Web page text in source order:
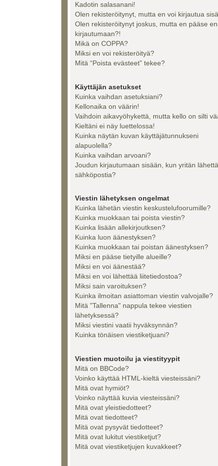
Kadotin salasanani!
Olen rekisteröitynyt, mutta en voi kirjautua
Olen rekisteröitynyt joskus, mutta en pääse
kirjautumaan?!
Mikä on COPPA?
Miksi en voi rekisteröityä?
Mitä “Poista evästeet” tekee?
Käyttäjän asetukset
Kuinka vaihdan asetuksiani?
Kellonaika on väärin!
Vaihdoin aikavyöhykettä, mutta kello on silti
Kieltäni ei näy luettelossa!
Kuinka näytän kuvan käyttäjätunnukseni
alapuolella?
Kuinka vaihdan arvoani?
Joudun kirjautumaan sisään, kun yritän
sähköpostia?
Viestin lähetyksen ongelmat
Kuinka lähetän viestin keskustelufoorumille?
Kuinka muokkaan tai poista viestin?
Kuinka lisään allekirjoutksen?
Kuinka luon äänestyksen?
Kuinka muokkaan tai poistan äänestyksen?
Miksi en pääse tietyille alueille?
Miksi en voi äänestää?
Miksi en voi lähettää liitetiedostoa?
Miksi sain varoituksen?
Kuinka ilmoitan asiattoman viestin valvojalle?
Mitä "Tallenna" nappula tekee viestien
lähetyksessä?
Miksi viestini vaatii hyväksynnän?
Kuinka tönäisen viestiketjuani?
Viestien muotoilu ja viestityypit
Mitä on BBCode?
Voinko käyttää HTML-kieltä viesteissäni?
Mitä ovat hymiöt?
Voinko näyttää kuvia viesteissäni?
Mitä ovat yleistiedotteet?
Mitä ovat tiedotteet?
Mitä ovat pysyvät tiedotteet?
Mitä ovat lukitut viestiketjut?
Mitä ovat viestiketjujen kuvakkeet?